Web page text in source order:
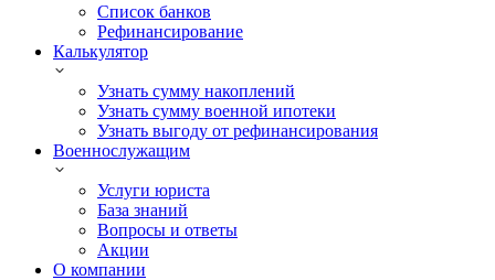
Список банков
Рефинансирование
Калькулятор
Узнать сумму накоплений
Узнать сумму военной ипотеки
Узнать выгоду от рефинансирования
Военнослужащим
Услуги юриста
База знаний
Вопросы и ответы
Акции
О компании